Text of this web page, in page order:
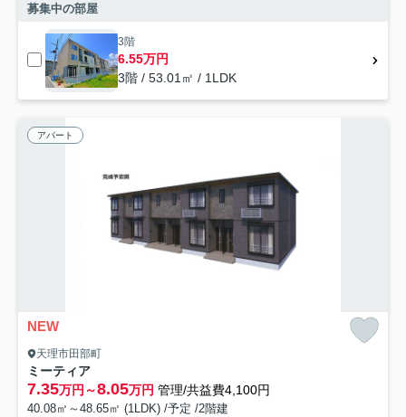
募集中の部屋
3階
6.55万円
3階 / 53.01㎡ / 1LDK
アパート
NEW
天理市田部町
ミーティア
7.35万円～8.05万円 管理/共益費4,100円
40.08㎡～48.65㎡ (1LDK) /予定 /2階建